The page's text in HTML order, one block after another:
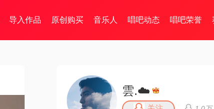
导入作品 原创购买 音乐人 唱吧动态 唱吧荣誉
雲.☁️